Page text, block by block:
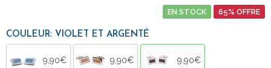
EN STOCK 65% OFFRE
COULEUR: VIOLET ET ARGENTÉ
9,90€ 9,90€ 9,90€